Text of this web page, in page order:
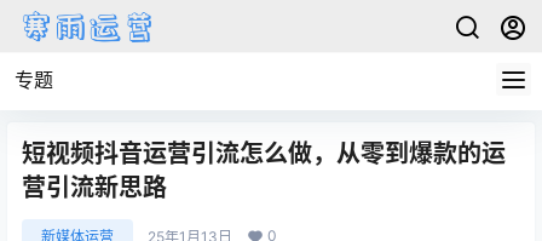
专题
短视频抖音运营引流怎么做，从零到爆款的运
营引流新思路
新媒体运营 25年1月13日 0